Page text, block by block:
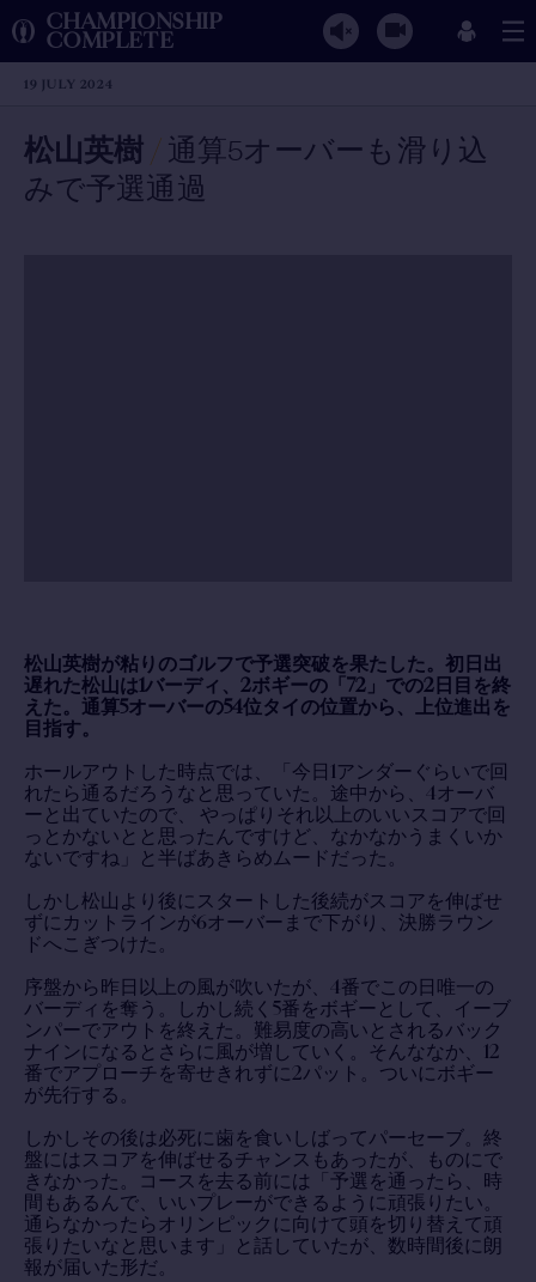
CHAMPIONSHIP
COMPLETE
19 JULY 2024
松山英樹 / 通算5オーバーも滑り込
みで予選通過
松山英樹が粘りのゴルフで予選突破を果たした。初日出
遅れた松山は1バーディ、2ボギーの「72」での2日目を終
えた。通算5オーバーの54位タイの位置から、上位進出を
目指す。
ホールアウトした時点では、「今日1アンダーぐらいで回
れたら通るだろうなと思っていた。途中から、4オーバ
ーと出ていたので、 やっぱりそれ以上のいいスコアで回
っとかないとと思ったんですけど、なかなかうまくいか
ないですね」と半ばあきらめムードだった。
しかし松山より後にスタートした後続がスコアを伸ばせ
ずにカットラインが6オーバーまで下がり、決勝ラウン
ドへこぎつけた。
序盤から昨日以上の風が吹いたが、4番でこの日唯一の
バーディを奪う。しかし続く5番をボギーとして、イーブ
ンパーでアウトを終えた。難易度の高いとされるバック
ナインになるとさらに風が増していく。そんななか、12
番でアプローチを寄せきれずに2パット。ついにボギー
が先行する。
しかしその後は必死に歯を食いしばってパーセーブ。終
盤にはスコアを伸ばせるチャンスもあったが、ものにで
きなかった。コースを去る前には「予選を通ったら、時
間もあるんで、いいプレーができるように頑張りたい。
通らなかったらオリンピックに向けて頭を切り替えて頑
張りたいなと思います」と話していたが、数時間後に朗
報が届いた形だ。